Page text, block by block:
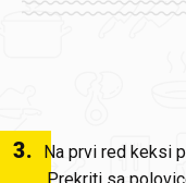
3.
Na prvi red keksi